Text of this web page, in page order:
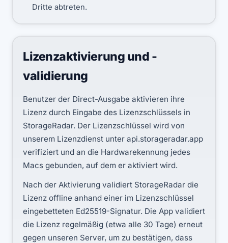
Dritte abtreten.
Lizenzaktivierung und -
validierung
Benutzer der Direct-Ausgabe aktivieren ihre
Lizenz durch Eingabe des Lizenzschlüssels in
StorageRadar. Der Lizenzschlüssel wird von
unserem Lizenzdienst unter api.storageradar.app
verifiziert und an die Hardwarekennung jedes
Macs gebunden, auf dem er aktiviert wird.
Nach der Aktivierung validiert StorageRadar die
Lizenz offline anhand einer im Lizenzschlüssel
eingebetteten Ed25519-Signatur. Die App validiert
die Lizenz regelmäßig (etwa alle 30 Tage) erneut
gegen unseren Server, um zu bestätigen, dass